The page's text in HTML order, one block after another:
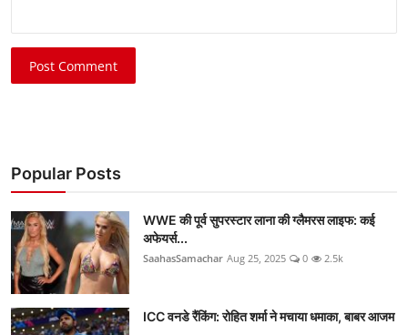
Post Comment
Popular Posts
WWE की पूर्व सुपरस्टार लाना की ग्लैमरस लाइफ: कई
अफेयर्स...
SaahasSamachar Aug 25, 2025 0 2.5k
ICC वनडे रैंकिंग: रोहित शर्मा ने मचाया धमाका, बाबर आजम